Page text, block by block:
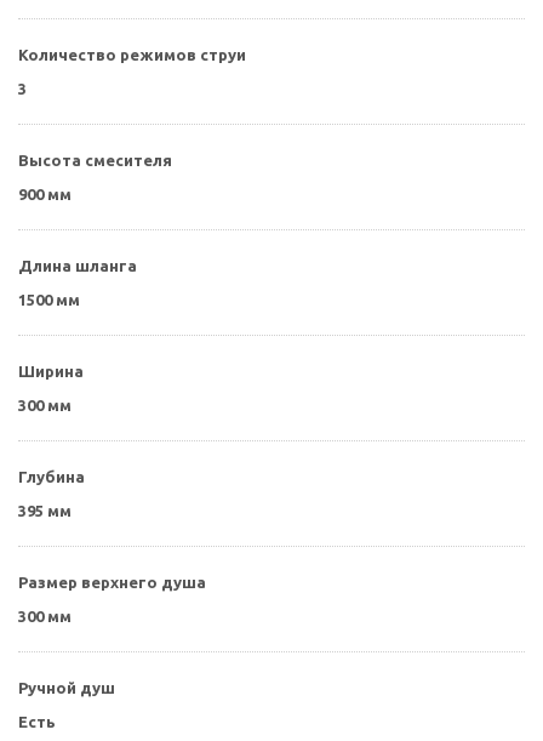
Количество режимов струи
3
Высота смесителя
900 мм
Длина шланга
1500 мм
Ширина
300 мм
Глубина
395 мм
Размер верхнего душа
300 мм
Ручной душ
Есть